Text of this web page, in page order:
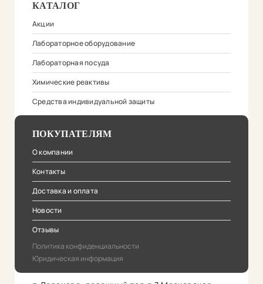
КАТАЛОГ
Акции
Лабораторное оборудование
Лабораторная посуда
Химические реактивы
Средства индивидуальной защиты
ПОКУПАТЕЛЯМ
О компании
Контакты
Доставка и оплата
Новости
Отзывы
Политика конфиденциальности
Юридическая информация